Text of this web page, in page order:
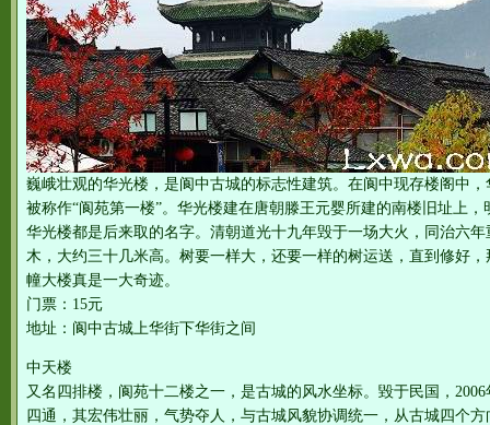
巍峨壮观的华光楼，是阆中古城的标志性建筑。在阆中现存楼阁中
被称作“阆苑第一楼”。华光楼建在唐朝滕王元婴所建的南楼旧址上
华光楼都是后来取的名字。清朝道光十九年毁于一场大火，同治六
木，大约三十几米高。树要一样大，还要一样的树运送，直到修好
幢大楼真是一大奇迹。
门票：15元
地址：阆中古城上华街下华街之间
中天楼
又名四排楼，阆苑十二楼之一，是古城的风水坐标。毀于民国，
四通，其宏伟壮丽，气势夺人，与古城风貌协调统一，从古城四个